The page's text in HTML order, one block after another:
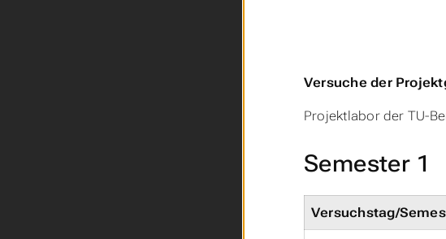
Versuche der
Projektlabor der TU-
Semester 1
Versuchstag/